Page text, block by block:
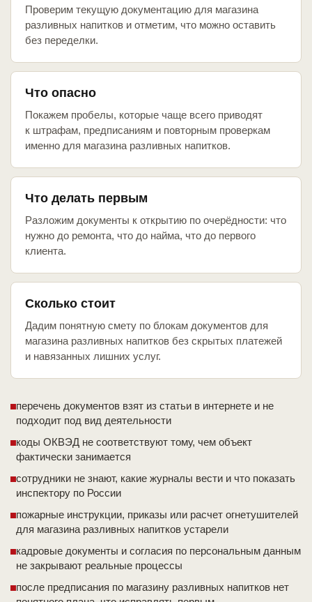
Проверим текущую документацию для магазина
разливных напитков и отметим, что можно оставить
без переделки.
Что опасно
Покажем пробелы, которые чаще всего приводят
к штрафам, предписаниям и повторным проверкам
именно для магазина разливных напитков.
Что делать первым
Разложим документы к открытию по очерёдности: что
нужно до ремонта, что до найма, что до первого
клиента.
Сколько стоит
Дадим понятную смету по блокам документов для
магазина разливных напитков без скрытых платежей
и навязанных лишних услуг.
перечень документов взят из статьи в интернете и не
подходит под вид деятельности
коды ОКВЭД не соответствуют тому, чем объект
фактически занимается
сотрудники не знают, какие журналы вести и что показать
инспектору по России
пожарные инструкции, приказы или расчет огнетушителей
для магазина разливных напитков устарели
кадровые документы и согласия по персональным данным
не закрывают реальные процессы
после предписания по магазину разливных напитков нет